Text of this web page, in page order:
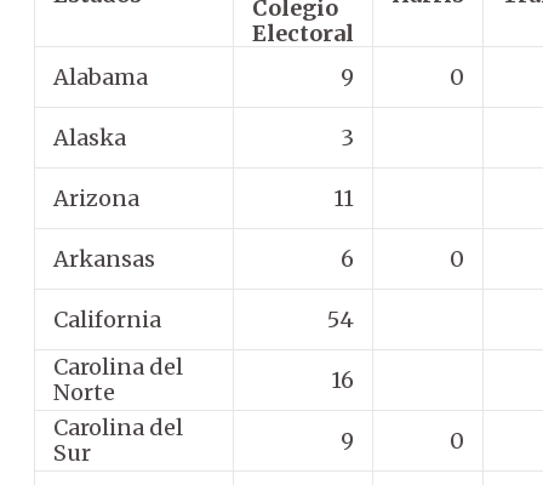
Colegio
Electoral
Alabama 9 0
Alaska 3
Arizona 11
Arkansas 6 0
California
54
Carolina del
Norte
16
Carolina del
Sur
9 0